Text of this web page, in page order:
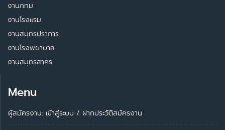
งานกทม
งานโรงแรม
งานสมุทรปราการ
งานโรงพยาบาล
งานสมุทรสาคร
Menu
ผู้สมัครงาน: เข้าสู่ระบบ / ฝากประวัติสมัครงาน